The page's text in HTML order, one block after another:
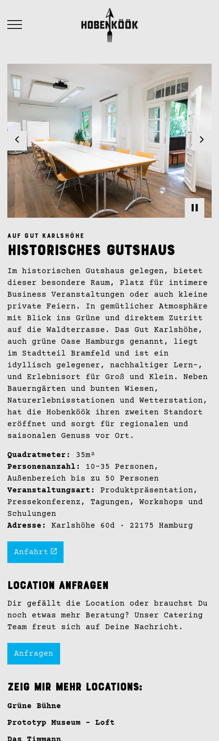
Previous
AUF GUT KARLSHÖHE
Historisches Gutshaus
Im historischen Gutshaus gelegen, bietet
dieser besondere Raum, Platz für intimere
Business Veranstaltungen oder auch kleine
private Feiern. In gemütlicher Atmosphäre
mit Blick ins Grüne und direktem Zutritt
auf die Waldterrasse. Das Gut Karlshöhe,
auch grüne Oase Hamburgs genannt, liegt
im Stadtteil Bramfeld und ist ein
idyllisch gelegener, nachhaltiger Lern-,
und Erlebnisort für Groß und Klein. Neben
Bauerngärten und bunten Wiesen,
Naturerlebnisstationen und Wetterstation,
hat die Hobenköök ihren zweiten Standort
eröffnet und sorgt für regionalen und
saisonalen Genuss vor Ort.
Quadratmeter: 35m²
Personenanzahl:
10-35 Personen,
Außenbereich bis zu 50 Personen
Veranstaltungsart:
Produktpräsentation,
Pressekonferenz, Tagungen, Workshops und
Schulungen
Adresse:
Karlshöhe 60d · 22175 Hamburg
Anfahrt
Location anfragen
Dir gefällt die Location oder brauchst Du
noch etwas mehr Beratung? Unser Catering
Team freut sich auf Deine Nachricht.
Anfragen
Zeig mir mehr Locations:
Grüne Bühne
Prototyp Museum - Loft